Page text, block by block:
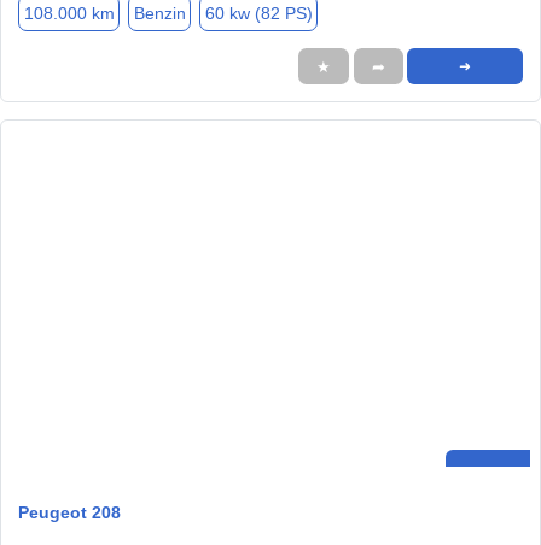
108.000 km Benzin 60 kw (82 PS)
★ ➦ ➜
Peugeot 208